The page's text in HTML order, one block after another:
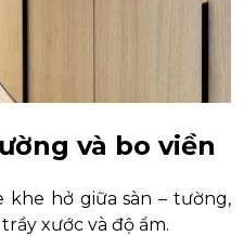
và bo viền
khe hở giữa sàn – tường,
xước và độ ẩm.